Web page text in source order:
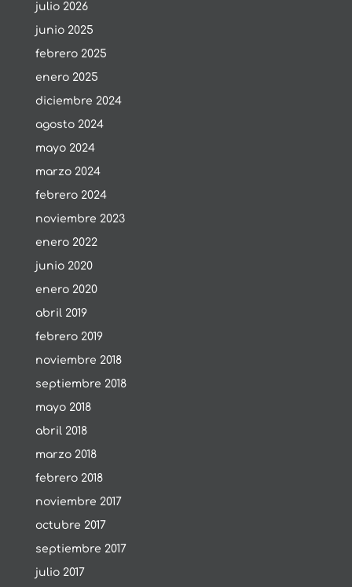
julio 2026
junio 2025
febrero 2025
enero 2025
diciembre 2024
agosto 2024
mayo 2024
marzo 2024
febrero 2024
noviembre 2023
enero 2022
junio 2020
enero 2020
abril 2019
febrero 2019
noviembre 2018
septiembre 2018
mayo 2018
abril 2018
marzo 2018
febrero 2018
noviembre 2017
octubre 2017
septiembre 2017
julio 2017